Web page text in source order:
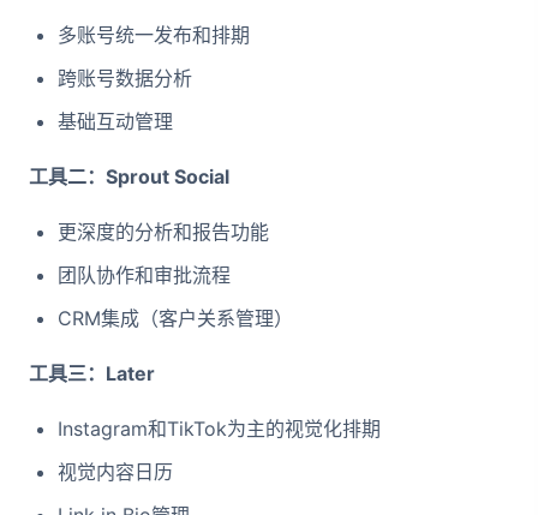
多账号统一发布和排期
跨账号数据分析
基础互动管理
工具二：Sprout Social
更深度的分析和报告功能
团队协作和审批流程
CRM集成（客户关系管理）
工具三：Later
Instagram和TikTok为主的视觉化排期
视觉内容日历